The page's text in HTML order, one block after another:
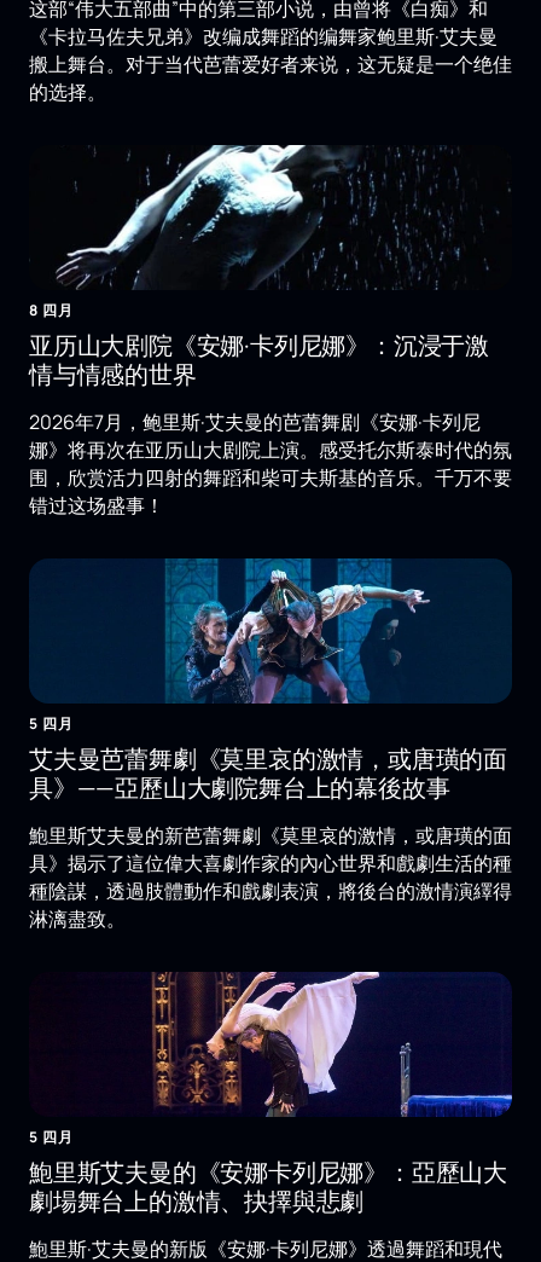
这部“伟大五部曲”中的第三部小说，由曾将《白痴》和
《卡拉马佐夫兄弟》改编成舞蹈的编舞家鲍里斯·艾夫曼
搬上舞台。对于当代芭蕾爱好者来说，这无疑是一个绝佳
的选择。
8 四月
亚历山大剧院《安娜·卡列尼娜》：沉浸于激
情与情感的世界
2026年7月，鲍里斯·艾夫曼的芭蕾舞剧《安娜·卡列尼
娜》将再次在亚历山大剧院上演。感受托尔斯泰时代的氛
围，欣赏活力四射的舞蹈和柴可夫斯基的音乐。千万不要
错过这场盛事！
5 四月
艾夫曼芭蕾舞劇《莫里哀的激情，或唐璜的面
具》——亞歷山大劇院舞台上的幕後故事
鮑里斯艾夫曼的新芭蕾舞劇《莫里哀的激情，或唐璜的面
具》揭示了這位偉大喜劇作家的內心世界和戲劇生活的種
種陰謀，透過肢體動作和戲劇表演，將後台的激情演繹得
淋漓盡致。
5 四月
鮑里斯艾夫曼的《安娜卡列尼娜》：亞歷山大
劇場舞台上的激情、抉擇與悲劇
鮑里斯·艾夫曼的新版《安娜·卡列尼娜》透過舞蹈和現代